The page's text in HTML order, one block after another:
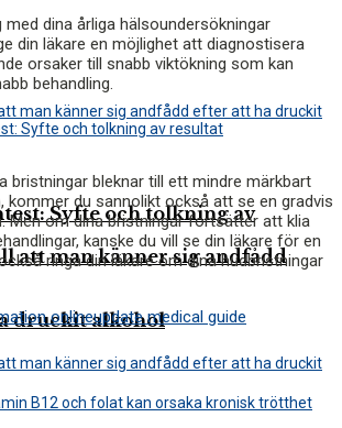
att man känner sig andfådd
druckit alkohol
Syfte och tolkning av
dina årliga hälsoundersökningar
din läkare en möjlighet att diagnostisera
orsaker till snabb viktökning som kan
behandling.
bristningar bleknar till ett mindre märkbart
kommer du sannolikt också att se en gradvis
Men om dina bristningar fortsätter att klia
kanske du vill se din läkare för en
ringa din läkare om dina hudbristningar
onlineupdate medical guide